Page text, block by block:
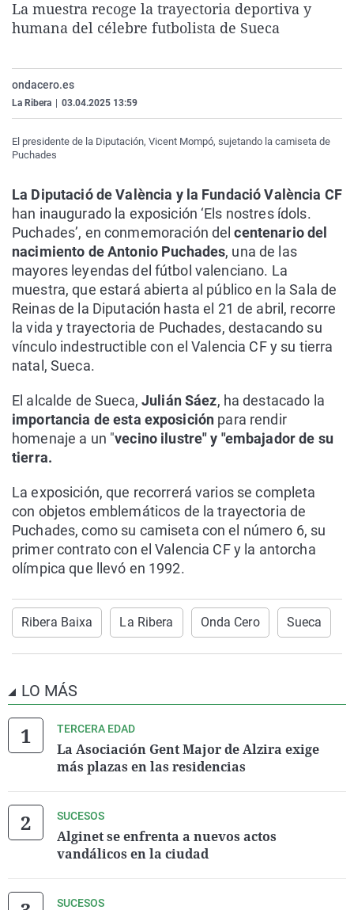
La rosa de los vientos
Como el perro y el
Caso
Equipo de
Extremadura
La Rioja
País Vasco
Virales
Elecciones
La muestra recoge la trayectoria deportiva y
humana del célebre futbolista de Sueca
ondacero.es
La Ribera 03.04.2025 13:59
El presidente de la Diputación, Vicent Mompó, sujetando la camiseta de
Puchades
La Diputació de València y la Fundació València CF
han inaugurado la exposición ‘Els nostres ídols.
Puchades’, en conmemoración delcentenario del
nacimiento de Antonio Puchades, una de las
mayores leyendas del fútbol valenciano. La
muestra, que estará abierta al público en la Sala de
Reinas de la Diputación hasta el 21 de abril, recorre
la vida y trayectoria de Puchades, destacando su
vínculo indestructible con el Valencia CF y su tierra
natal, Sueca.
El alcalde de Sueca, Julián Sáez, ha destacado la
importancia de esta exposición para rendir
homenaje a un "vecino ilustre" y "embajador de su
tierra.
La exposición, que recorrerá varios se completa
con objetos emblemáticos de la trayectoria de
Puchades, como su camiseta con el número 6, su
primer contrato con el Valencia CF y la antorcha
olímpica que llevó en 1992.
Ribera Baixa La Ribera Onda Cero Sueca
LO MÁS
TERCERA EDAD
La Asociación Gent Major de Alzira exige
más plazas en las residencias
SUCESOS
Alginet se enfrenta a nuevos actos
vandálicos en la ciudad
SUCESOS